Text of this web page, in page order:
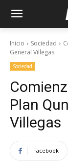
Inicio Sociedad
General Villegas
Sociedad
Plan
Villegas
Facebook